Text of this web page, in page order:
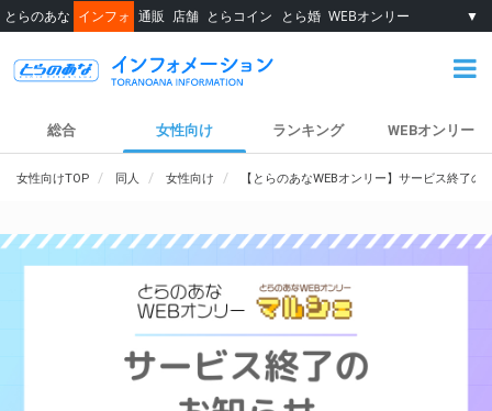
とらのあな インフォ 通販 店舗 とらコイン とら婚 WEBオンリー ▼
総合 女性向け ランキング WEBオンリー
女性向けTOP 同人 女性向け 【とらのあなWEBオンリー】サービス終了の